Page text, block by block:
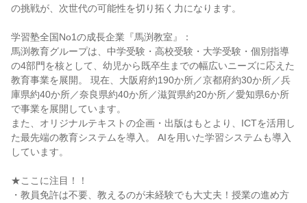
の挑戦が、次世代の可能性を切り拓く力になります。
学習塾全国No1の成長企業『馬渕教室』：
馬渕教育グループは、中学受験・高校受験・大学受験・個別指導
の4部門を核として、幼児から既卒生までの幅広いニーズに応えた
教育事業を展開。 現在、大阪府約190か所／京都府約30か所／兵
庫県約40か所／奈良県約40か所／滋賀県約20か所／愛知県6か所
で事業を展開しています。
また、オリジナルテキストの企画・出版はもとより、ICTを活用し
た最先端の教育システムを導入。 AIを用いた学習システムも導入
しています。
★ここに注目！！
・教員免許は不要、教えるのが未経験でも大丈夫！授業の進め方